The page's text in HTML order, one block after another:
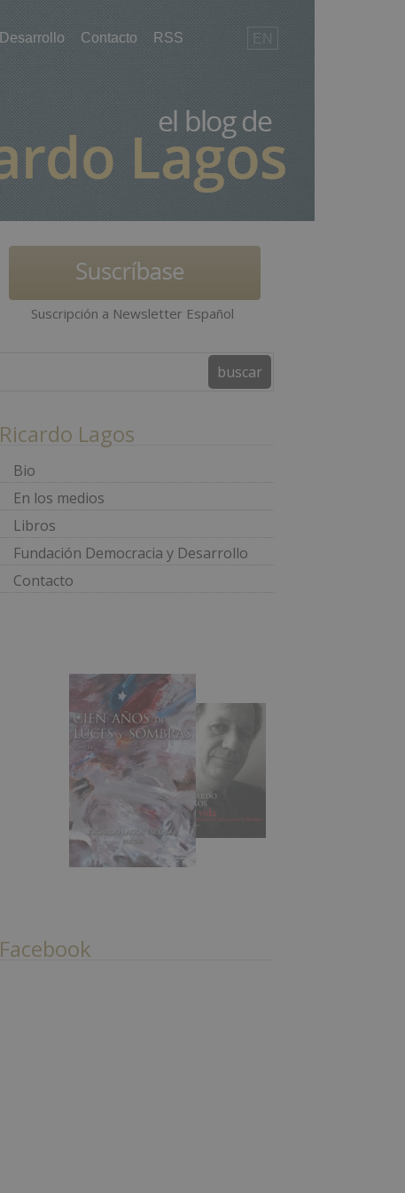
Contacto RSS EN
Suscripción a Newsletter Español
Ricardo Lagos
Bio
En los medios
Libros
Fundación Democracia y Desarrollo
Contacto
Facebook